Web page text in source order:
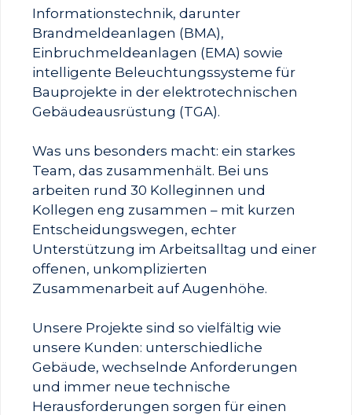
Informationstechnik, darunter
Brandmeldeanlagen (BMA),
Einbruchmeldeanlagen (EMA) sowie
intelligente Beleuchtungssysteme für
Bauprojekte in der elektrotechnischen
Gebäudeausrüstung (TGA).
Was uns besonders macht: ein starkes
Team, das zusammenhält. Bei uns
arbeiten rund 30 Kolleginnen und
Kollegen eng zusammen – mit kurzen
Entscheidungswegen, echter
Unterstützung im Arbeitsalltag und einer
offenen, unkomplizierten
Zusammenarbeit auf Augenhöhe.
Unsere Projekte sind so vielfältig wie
unsere Kunden: unterschiedliche
Gebäude, wechselnde Anforderungen
und immer neue technische
Herausforderungen sorgen für einen